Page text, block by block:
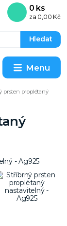
Menu
Hledat
0 ks
za 0,00 Kč
prsten proplétaný